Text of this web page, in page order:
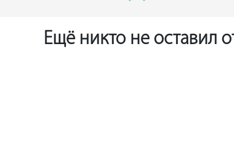
Ещё никто не оставил